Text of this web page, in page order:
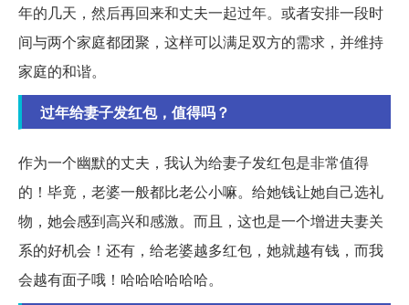
年的几天，然后再回来和丈夫一起过年。或者安排一段时
间与两个家庭都团聚，这样可以满足双方的需求，并维持
家庭的和谐。
过年给妻子发红包，值得吗？
作为一个幽默的丈夫，我认为给妻子发红包是非常值得
的！毕竟，老婆一般都比老公小嘛。给她钱让她自己选礼
物，她会感到高兴和感激。而且，这也是一个增进夫妻关
系的好机会！还有，给老婆越多红包，她就越有钱，而我
会越有面子哦！哈哈哈哈哈哈。